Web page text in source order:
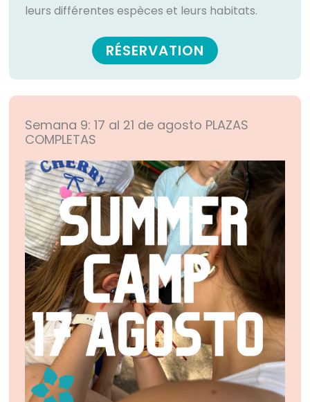
leurs différentes espèces et leurs habitats.
RÉSERVATION
Semana 9: 17 al 21 de agosto PLAZAS
COMPLETAS​